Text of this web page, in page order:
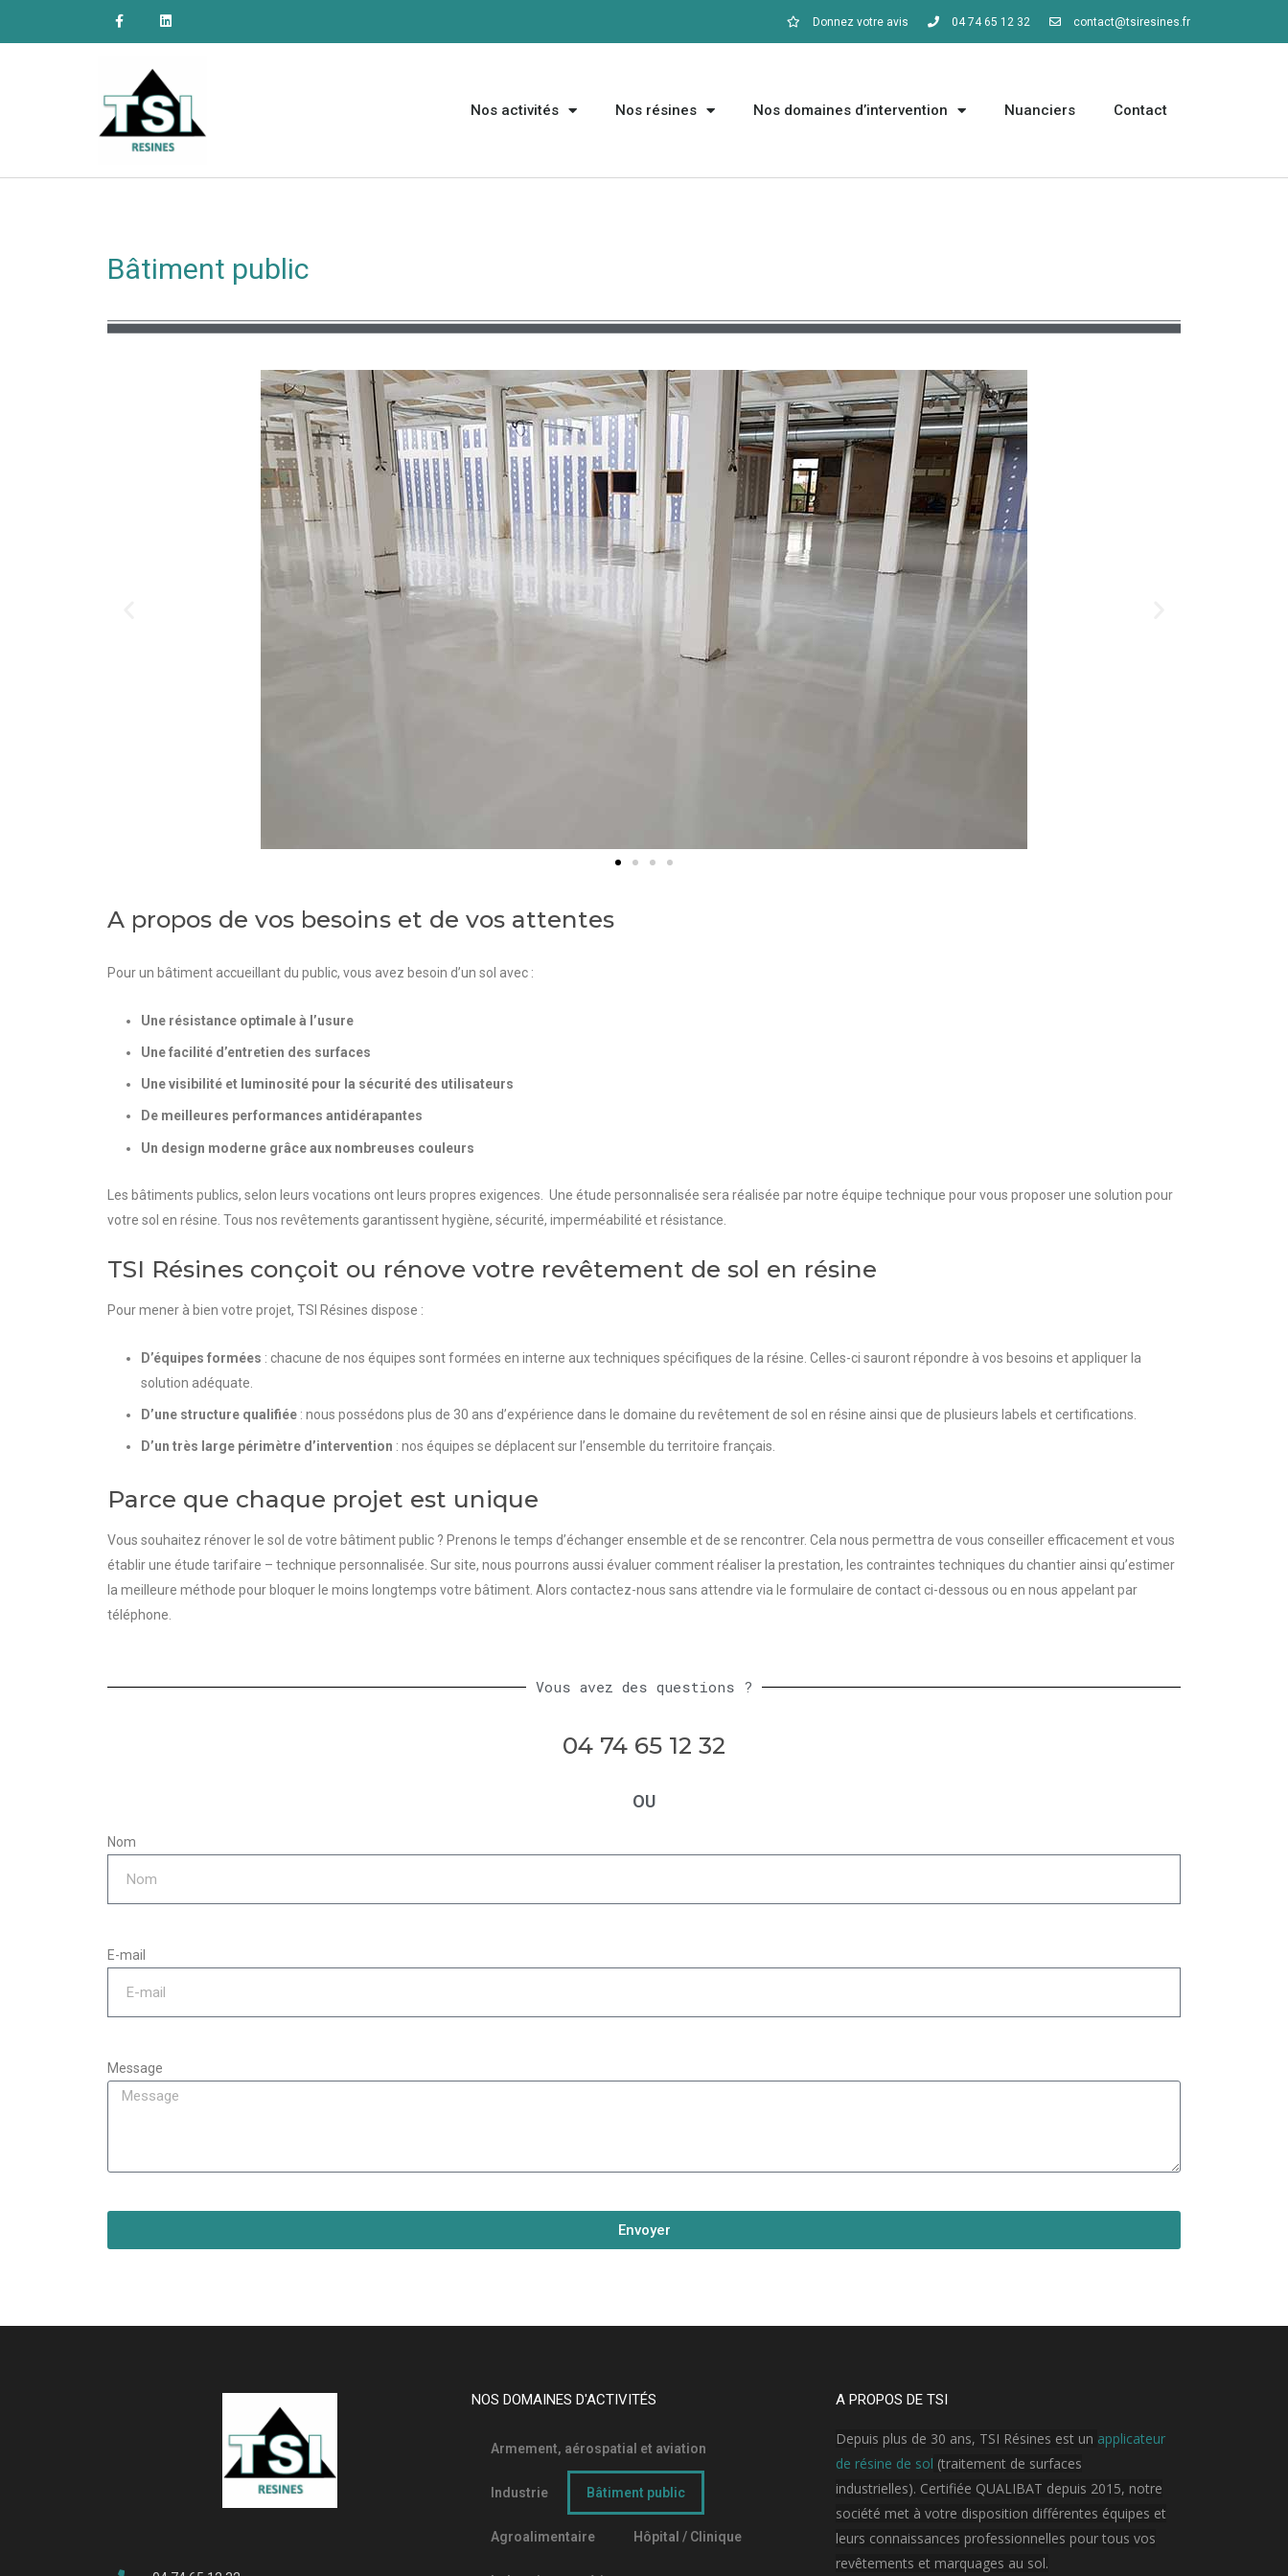
Donnez votre avis 04 74 65 12 32 contact@tsiresines.fr
Nos activités Nos résines Nos domaines d’intervention Nuanciers Contact
Bâtiment public
A propos de vos besoins et de vos attentes
Pour un bâtiment accueillant du public, vous avez besoin d’un sol avec :
Une résistance optimale à l’usure
Une facilité d’entretien des surfaces
Une visibilité et luminosité pour la sécurité des utilisateurs
De meilleures performances antidérapantes
Un design moderne grâce aux nombreuses couleurs
Les bâtiments publics, selon leurs vocations ont leurs propres exigences. Une étude personnalisée sera réalisée par notre équipe technique pour vous proposer une solution pour
votre sol en résine. Tous nos revêtements garantissent hygiène, sécurité, imperméabilité et résistance.
TSI Résines conçoit ou rénove votre revêtement de sol en résine
Pour mener à bien votre projet, TSI Résines dispose :
D’équipes formées : chacune de nos équipes sont formées en interne aux techniques spécifiques de la résine. Celles-ci sauront répondre à vos besoins et appliquer la
solution adéquate.
D’une structure qualifiée : nous possédons plus de 30 ans d’expérience dans le domaine du revêtement de sol en résine ainsi que de plusieurs labels et certifications.
D’un très large périmètre d’intervention : nos équipes se déplacent sur l’ensemble du territoire français.
Parce que chaque projet est unique
Vous souhaitez rénover le sol de votre bâtiment public ? Prenons le temps d’échanger ensemble et de se rencontrer. Cela nous permettra de vous conseiller efficacement et vous
établir une étude tarifaire – technique personnalisée. Sur site, nous pourrons aussi évaluer comment réaliser la prestation, les contraintes techniques du chantier ainsi qu’estimer
la meilleure méthode pour bloquer le moins longtemps votre bâtiment. Alors contactez-nous sans attendre via le formulaire de contact ci-dessous ou en nous appelant par
téléphone.
Vous avez des questions ?
04 74 65 12 32
OU
Nom
E-mail
Message
Envoyer
NOS DOMAINES D'ACTIVITÉS
Armement, aérospatial et aviation
Industrie Bâtiment public
Agroalimentaire Hôpital / Clinique
A PROPOS DE TSI
Depuis plus de 30 ans, TSI Résines est un applicateur
de résine de sol (traitement de surfaces
industrielles). Certifiée QUALIBAT depuis 2015, notre
société met à votre disposition différentes équipes et
leurs connaissances professionnelles pour tous vos
revêtements et marquages au sol.